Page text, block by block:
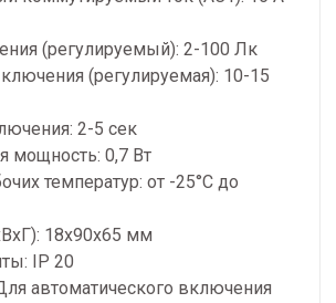
(регулируемый): 2-100 Лк
(регулируемая): 10-15
2-5 сек
мощность: 0,7 Вт
температур: от -25°С до
18х90х65 мм
IP 20
автоматического включения